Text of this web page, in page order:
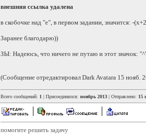
внешняя ссылка удалена
в скобочке над "e", в первом задании, значится: -
Заранее благодарю))
ЗЫ: Надеюсь, что ничего не путаю и этот значок:
(Сообщение отредактировал Dark Avatara 15 нояб.
Всего сообщений: 1 | Присоединился: ноябрь 2013 | Отправлено: 15
помогите решить задачу